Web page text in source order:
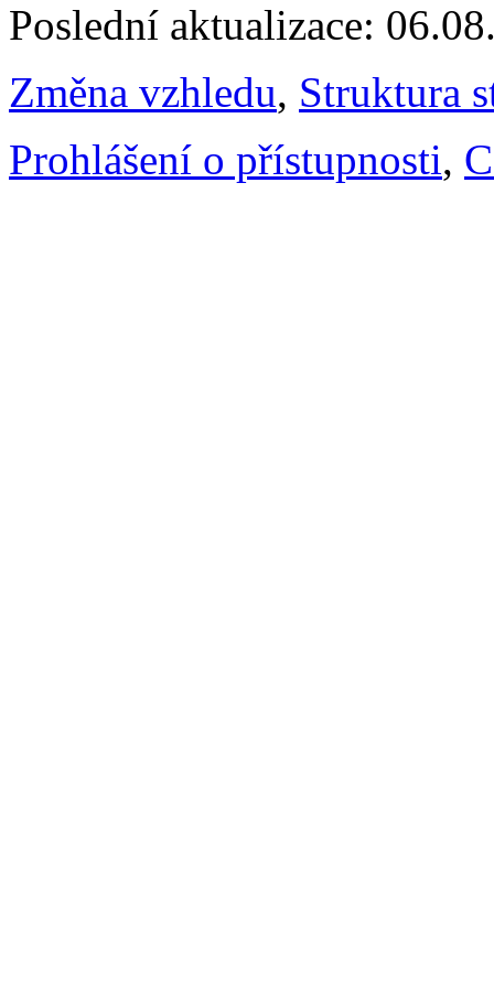
Poslední aktualizace:
Změna vzhledu, Struktura
Prohlášení o přístupnosti,